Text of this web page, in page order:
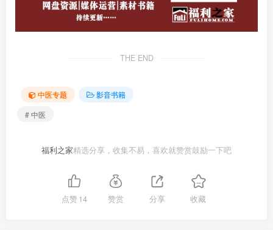
THE END
中医专题
影音书籍
# 中医
福利之家精选分享，收集不易，喜欢就赞赏鼓励一下吧
点赞14 赞赏 分享 收藏